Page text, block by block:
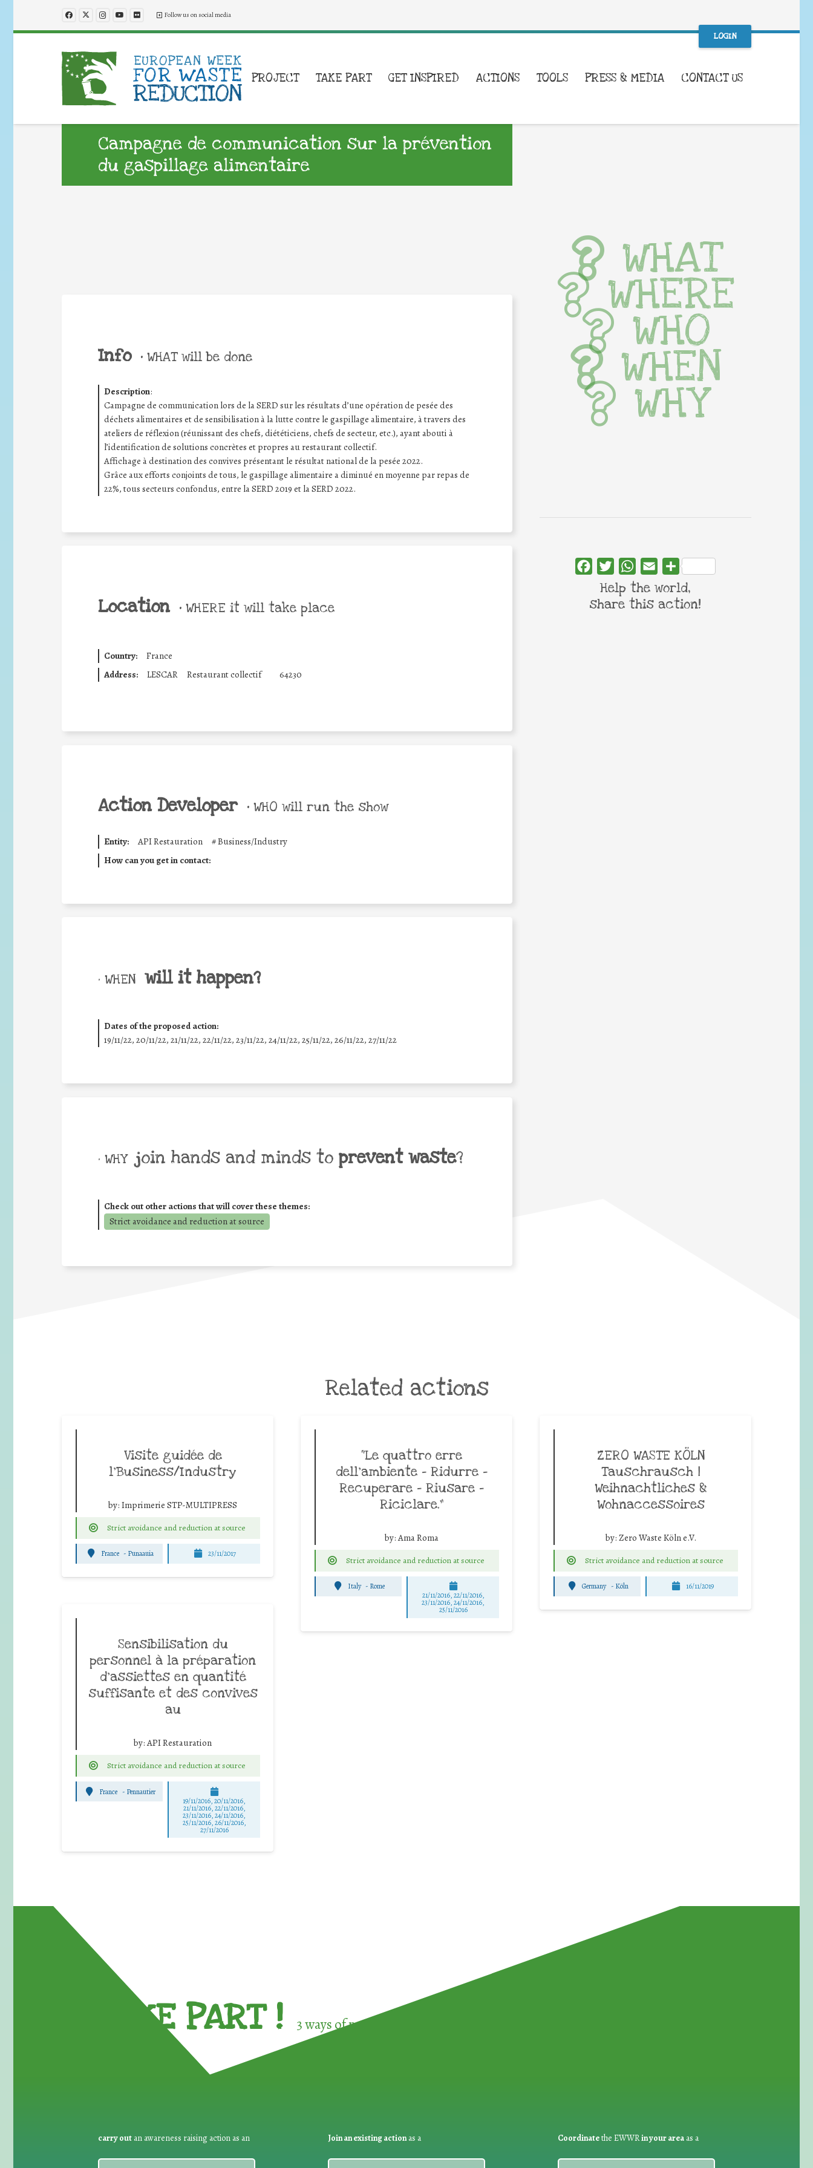
Follow us on social media
LOGIN
PROJECT TAKE PART GET INSPIRED ACTIONS TOOLS PRESS & MEDIA CONTACT US
Campagne de communication sur la prévention
du gaspillage alimentaire
Info • WHAT will be done
Description:
Campagne de communication lors de la SERD sur les résultats d’une opération de pesée des
déchets alimentaires et de sensibilisation à la lutte contre le gaspillage alimentaire, à travers des
ateliers de réflexion (réunissant des chefs, diététiciens, chefs de secteur, etc.), ayant abouti à
l’identification de solutions concrètes et propres au restaurant collectif.
Affichage à destination des convives présentant le résultat national de la pesée 2022.
Grâce aux efforts conjoints de tous, le gaspillage alimentaire a diminué en moyenne par repas de
22%, tous secteurs confondus, entre la SERD 2019 et la SERD 2022.
Location • WHERE it will take place
Country:
France
Address:
LESCAR Restaurant collectif 64230
Action Developer • WHO will run the show
Entity: API Restauration #Business/Industry
How can you get in contact:
• WHEN will it happen?
Dates of the proposed action:
19/11/22, 20/11/22, 21/11/22, 22/11/22, 23/11/22, 24/11/22, 25/11/22, 26/11/22, 27/11/22
• WHY join hands and minds to prevent waste?
Check out other actions that will cover these themes:
Strict avoidance and reduction at source
WHAT
WHERE
WHO
WHEN
WHY
FacebookTwitterWhatsApp
Email Share
Help the world,
share this action!
Related actions
Visite guidée de
l’Business/Industry
by: Imprimerie STP-MULTIPRESS
Strict avoidance and reduction at source
France - Punaauia 23/11/2017
“Le quattro erre
dell’ambiente – Ridurre –
Recuperare – Riusare –
Riciclare.”
by:Ama Roma
Strict avoidance and reduction at source
Italy - Rome
21/11/2016, 22/11/2016,
23/11/2016, 24/11/2016,
25/11/2016
ZERO WASTE KÖLN
Tauschrausch |
Weihnachtliches &
Wohnaccessoires
by: Zero Waste Köln e.V.
Strict avoidance and reduction at source
Germany - Köln 16/11/2019
Sensibilisation du
personnel à la préparation
d’assiettes en quantité
suffisante et des convives
au
by:API Restauration
Strict avoidance and reduction at source
France - Pennautier
19/11/2016, 20/11/2016,
21/11/2016, 22/11/2016,
23/11/2016, 24/11/2016,
25/11/2016, 26/11/2016,
27/11/2016
TAKE PART ! 3 ways of participating in the
carry out an awareness raising action as an Join an existing actionas a Coordinatethe EWWRin your areaas a